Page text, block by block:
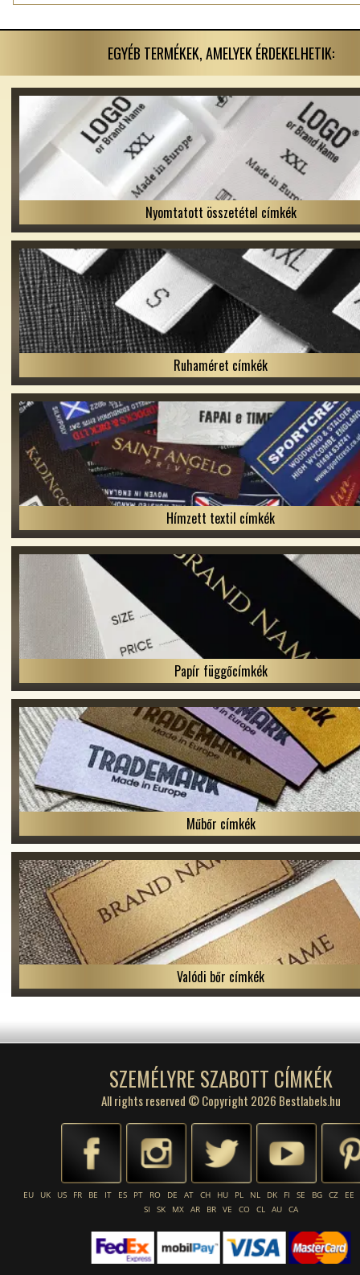
EGYÉB TERMÉKEK, AMELYEK ÉRDEKELHETIK:
Nyomtatott összetétel címkék
Ruhaméret címkék
Hímzett textil címkék
Papír függőcímkék
Műbőr címkék
Valódi bőr címkék
SZEMÉLYRE SZABOTT CÍMKÉK
All rights reserved © Copyright 2026 Bestlabels.hu
EU UK US FR BE IT ES PT RO DE AT CH HU PL NL DK FI SE BG CZ
EE
SI
SK MX AR BR VE CO CL AU CA